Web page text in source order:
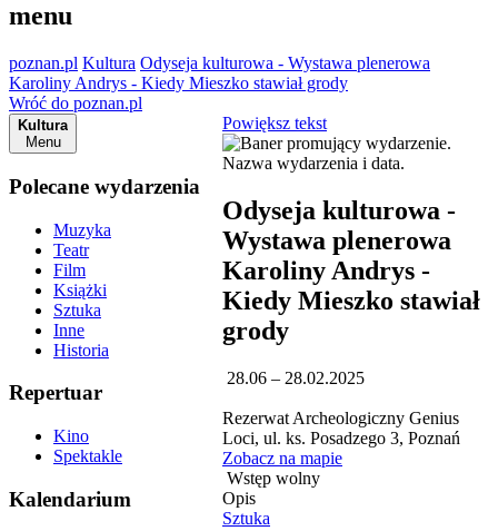
menu
poznan.pl Kultura Odyseja kulturowa - Wystawa plenerowa
Karoliny Andrys - Kiedy Mieszko stawiał grody
Wróć do poznan.pl
Kultura
Menu
Polecane wydarzenia
Muzyka
Teatr
Film
Książki
Sztuka
Inne
Historia
Repertuar
Kino
Spektakle
Kalendarium
Powiększ tekst
Odyseja kulturowa -
Wystawa plenerowa
Karoliny Andrys -
Kiedy Mieszko stawiał
grody
28.06 – 28.02.2025
Rezerwat Archeologiczny Genius
Loci, ul. ks. Posadzego 3, Poznań
Zobacz na mapie
Wstęp wolny
Opis
Sztuka